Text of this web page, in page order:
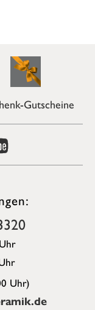
Gutscheine
Uhr)